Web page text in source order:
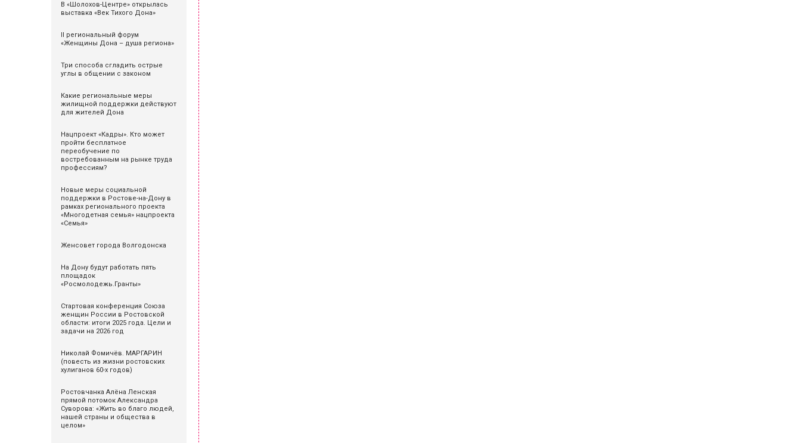
В «Шолохов-Центре» открылась
выставка «Век Тихого Дона»
II региональный форум
«Женщины Дона – душа региона»
Три способа сгладить острые
углы в общении с законом
Какие региональные меры
жилищной поддержки действуют
для жителей Дона
Нацпроект «Кадры». Кто может
пройти бесплатное
переобучение по
востребованным на рынке труда
профессиям?
Новые меры социальной
поддержки в Ростове-на-Дону в
рамках регионального проекта
«Многодетная семья» нацпроекта
«Семья»
Женсовет города Волгодонска
На Дону будут работать пять
площадок
«Росмолодежь.Гранты»
Стартовая конференция Союза
женщин России в Ростовской
области: итоги 2025 года. Цели и
задачи на 2026 год
Николай Фомичёв. МАРГАРИН
(повесть из жизни ростовских
хулиганов 60-х годов)
Ростовчанка Алёна Ленская
прямой потомок Александра
Суворова: «Жить во благо людей,
нашей страны и общества в
целом»